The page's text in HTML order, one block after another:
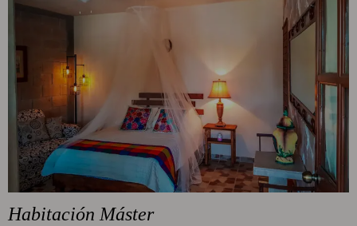
Habitación Máster